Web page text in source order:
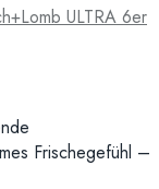
ULTRA 6er
Frischegefühl –